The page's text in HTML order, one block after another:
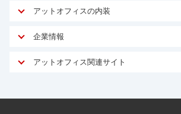
ご契約者様インタビュー
オフィスお役立ちコラム
オーナー様向けサービス
マイソク作成
物件情報から成約賃料を予測
リノベーション
アットオフィスの内装
サービス内容
内装に関するよくある質問
企業情報
アットオフィス関連サイト
アットレジデンス